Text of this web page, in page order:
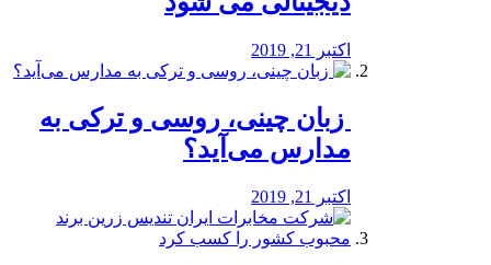
اکتبر 21, 2019
️ زبان چینی، روسی و ترکی به
مدارس می‌آید؟
اکتبر 21, 2019